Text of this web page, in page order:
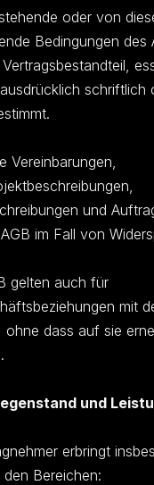
oder von
Bedingungen des
schriftlich
Vereinbarungen,
und
im Fall von
gelten auch für
mit
ohne dass auf sie
und
erbringt
Bereichen: